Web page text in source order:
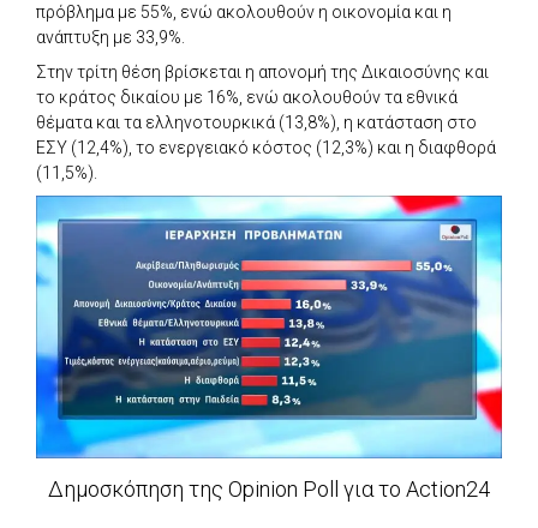
πρόβλημα με 55%, ενώ ακολουθούν η οικονομία και η
ανάπτυξη με 33,9%.
Στην τρίτη θέση βρίσκεται η απονομή της Δικαιοσύνης και
το κράτος δικαίου με 16%, ενώ ακολουθούν τα εθνικά
θέματα και τα ελληνοτουρκικά (13,8%), η κατάσταση στο
ΕΣΥ (12,4%), το ενεργειακό κόστος (12,3%) και η διαφθορά
(11,5%).
Δημοσκόπηση της Opinion Poll για το Action24